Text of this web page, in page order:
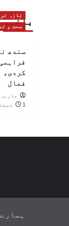
تازہ
صحت و
سندھ
کردی،
فعال
1 مہینہ ago